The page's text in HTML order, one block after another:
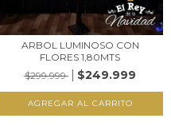
ARBOL LUMINOSO CON
FLORES 1,80MTS
$299.999
$249.999